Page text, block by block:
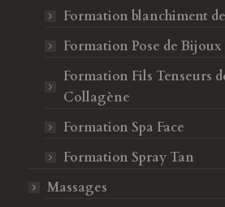
Formation blanchiment
Formation Pose de
Formation Fils Tenseurs
Collagène
Formation Spa Face
Formation Spray Tan
Massages